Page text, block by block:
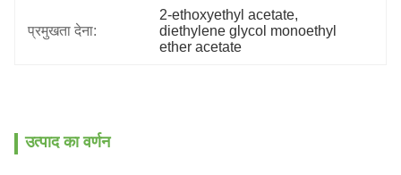
प्रमुखता देना:
2-ethoxyethyl acetate,
diethylene glycol monoethyl
ether acetate
उत्पाद का वर्णन